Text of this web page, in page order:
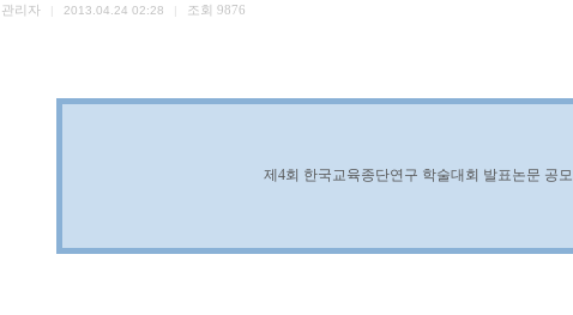
관리자 2013.04.24 02:28 조회 9876
제4회 한국교육종단연구 학술대회 발표논문 공모